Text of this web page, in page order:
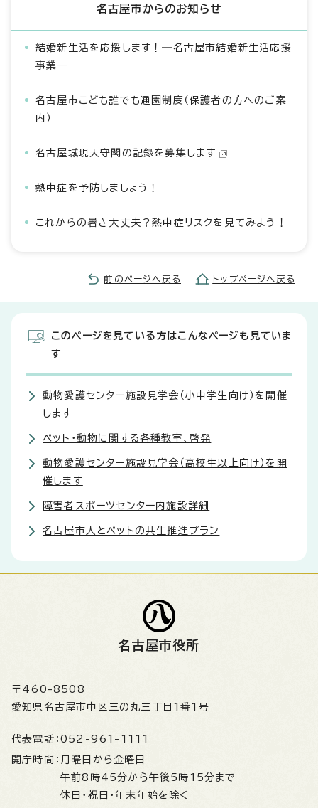
名古屋市からのお知らせ
結婚新生活を応援します！―名古屋市結婚新生活応援
事業―
名古屋市こども誰でも通園制度（保護者の方へのご案
内）
名古屋城現天守閣の記録を募集します
熱中症を予防しましょう！
これからの暑さ大丈夫？熱中症リスクを見てみよう！
前のページへ戻る トップページへ戻る
このページを見ている方はこんなページも見ていま
す
動物愛護センター施設見学会（小中学生向け）を開催
します
ペット・動物に関する各種教室、啓発
動物愛護センター施設見学会（高校生以上向け）を開
催します
障害者スポーツセンター内施設詳細
名古屋市人とペットの共生推進プラン
名古屋市役所
〒460-8508
愛知県名古屋市中区三の丸三丁目1番1号
代表電話： 052-961-1111
開庁時間： 月曜日から金曜日
午前8時45分から午後5時15分まで
休日・祝日・年末年始を除く